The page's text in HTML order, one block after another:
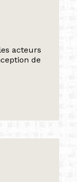
acteurs
de